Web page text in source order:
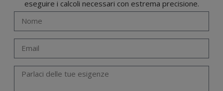
eseguire i calcoli necessari con estrema precisione.